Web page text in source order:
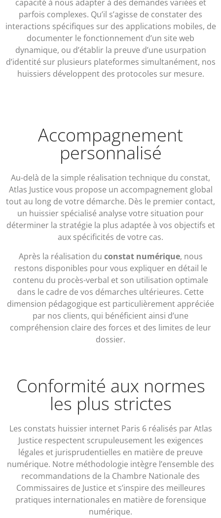
capacité à nous adapter à des demandes variées et
parfois complexes. Qu’il s’agisse de constater des
interactions spécifiques sur des applications mobiles, de
documenter le fonctionnement d’un site web
dynamique, ou d’établir la preuve d’une usurpation
d’identité sur plusieurs plateformes simultanément, nos
huissiers développent des protocoles sur mesure.
Accompagnement
personnalisé
Au-delà de la simple réalisation technique du constat,
Atlas Justice vous propose un accompagnement global
tout au long de votre démarche. Dès le premier contact,
un huissier spécialisé analyse votre situation pour
déterminer la stratégie la plus adaptée à vos objectifs et
aux spécificités de votre cas.
Après la réalisation du constat numérique, nous
restons disponibles pour vous expliquer en détail le
contenu du procès-verbal et son utilisation optimale
dans le cadre de vos démarches ultérieures. Cette
dimension pédagogique est particulièrement appréciée
par nos clients, qui bénéficient ainsi d’une
compréhension claire des forces et des limites de leur
dossier.
Conformité aux normes
les plus strictes
Les constats huissier internet Paris 6 réalisés par Atlas
Justice respectent scrupuleusement les exigences
légales et jurisprudentielles en matière de preuve
numérique. Notre méthodologie intègre l’ensemble des
recommandations de la Chambre Nationale des
Commissaires de Justice et s’inspire des meilleures
pratiques internationales en matière de forensique
numérique.